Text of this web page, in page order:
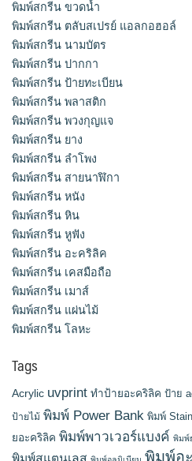
พิมพ์สกรีน ขวดน้ำ
พิมพ์สกรีน ตลับสเปรย์ แอลกอฮอล์
พิมพ์สกรีน นามบัตร
พิมพ์สกรีน ปากกา
พิมพ์สกรีน ป้ายทะเบียน
พิมพ์สกรีน พลาสติก
พิมพ์สกรีน พวงกุญแจ
พิมพ์สกรีน ยาง
พิมพ์สกรีน ลำโพง
พิมพ์สกรีน สายนาฬิกา
พิมพ์สกรีน หนัง
พิมพ์สกรีน หิน
พิมพ์สกรีน หูฟัง
พิมพ์สกรีน อะคริลิค
พิมพ์สกรีน เคสมือถือ
พิมพ์สกรีน เมาส์
พิมพ์สกรีน แผ่นไม้
พิมพ์สกรีน โลหะ
Tags
Acrylic uvprint ทำป้ายอะคริลิค ป้าย
ป้ายไม้ พิมพ์ Power Bank พิมพ์
ยอะคริลิค พิมพ์พาวเวอร์แบงค์ พิมพ์
พิมพ์สแตนเลส พิมพ์อ